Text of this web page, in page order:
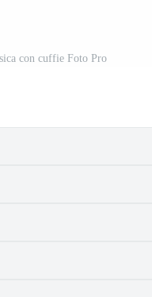
con cuffie Foto Pro